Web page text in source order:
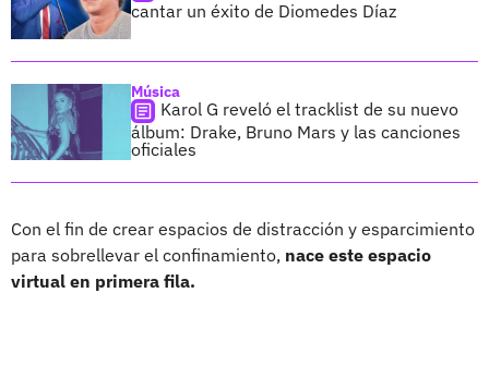
cantar un éxito de Diomedes Díaz
Música
Karol G reveló el tracklist de su nuevo
álbum: Drake, Bruno Mars y las canciones
oficiales
Con el fin de crear espacios de distracción y esparcimiento
para sobrellevar el confinamiento, nace este espacio
virtual en primera fila.